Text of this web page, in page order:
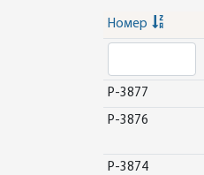
Номер
Р-3877
Р-3876
Р-3874